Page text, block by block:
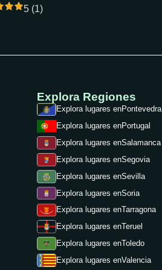
5 (1)
Explora Regiones
Explora lugares enPontevedra
Explora lugares enPortugal
Explora lugares enSalamanca
Explora lugares enSegovia
Explora lugares enSevilla
Explora lugares enSoria
Explora lugares enTarragona
Explora lugares enTeruel
Explora lugares enToledo
Explora lugares enValencia